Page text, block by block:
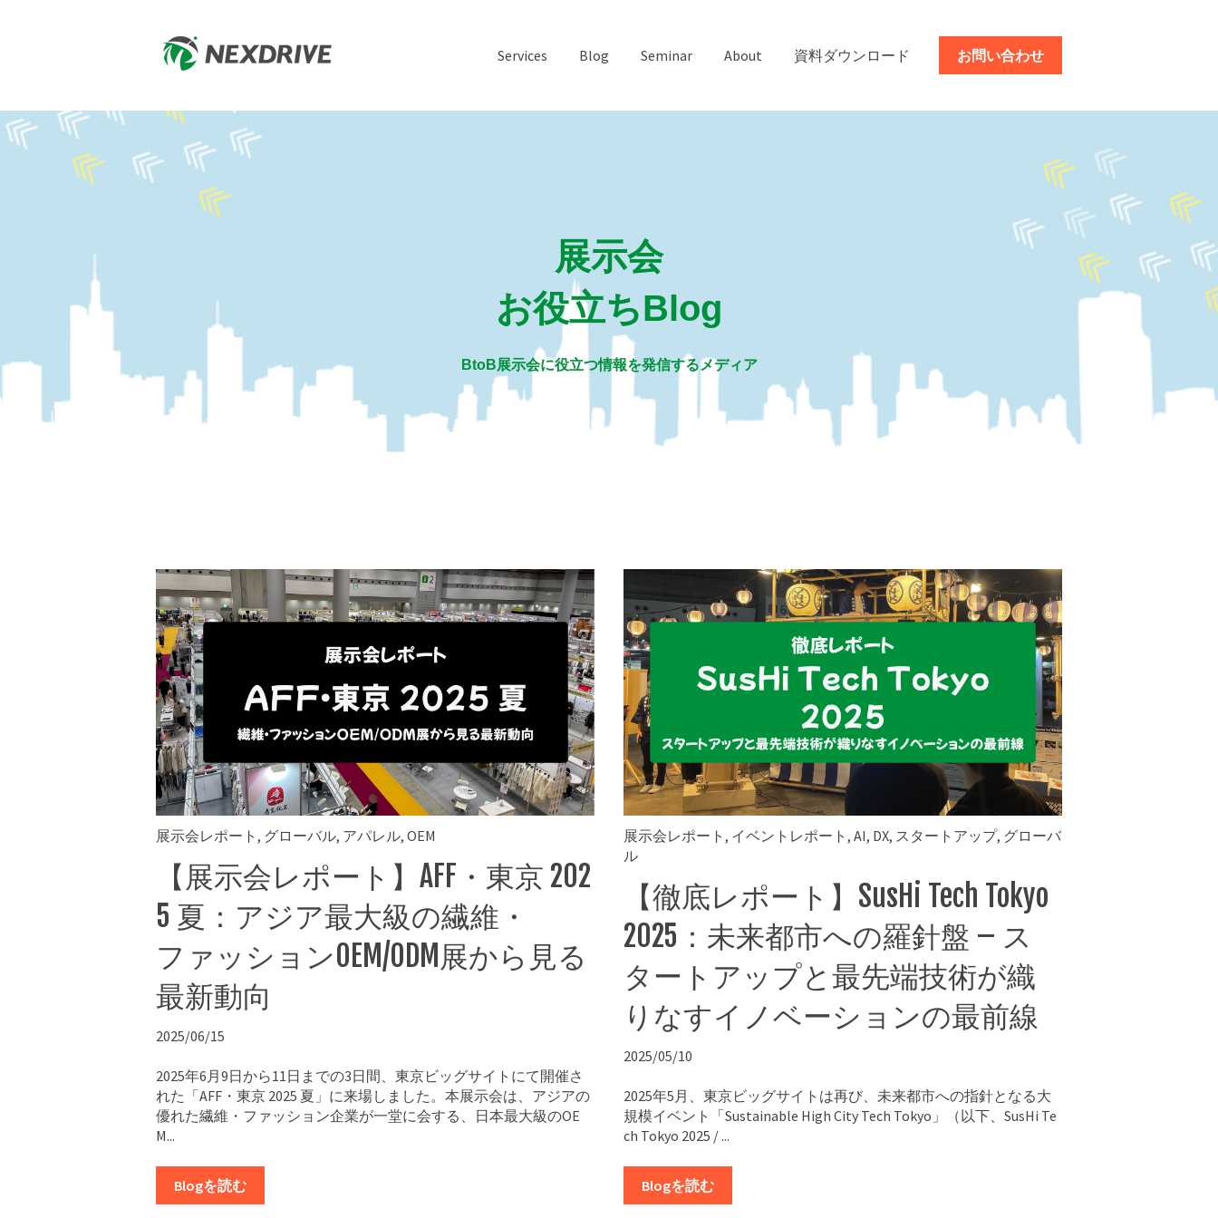
Services Blog Seminar About 資料ダウンロード お問い合わせ
展示会
お役立ちBlog
BtoB展示会に役立つ情報を発信するメディア
展示会レポート , グローバル, アパレル, OEM
【展示会レポート】AFF・東京 202
5 夏：アジア最大級の繊維・
ファッションOEM/ODM展から見る
最新動向
2025/06/15
2025年6月9日から11日までの3日間、東京ビッグサイトにて開催さ
れた「AFF・東京 2025 夏」に来場しました。本展示会は、アジアの
優れた繊維・ファッション企業が一堂に会する、日本最大級のOE
M...
Blogを読む
展示会レポート , イベントレポート , AI, DX, スタートアップ, グローバ
ル
【徹底レポート】SusHi Tech Tokyo
2025：未来都市への羅針盤 – ス
タートアップと最先端技術が織
りなすイノベーションの最前線
2025/05/10
2025年5月、東京ビッグサイトは再び、未来都市への指針となる大
規模イベント「Sustainable High City Tech Tokyo」（以下、SusHi Te
ch Tokyo 2025 / ...
Blogを読む